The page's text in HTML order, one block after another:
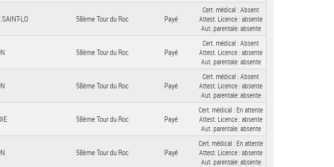
LO 58ème Tour du Roc Payé
Cert. médical : Absent
Attest. Licence : absente
Aut. parentale: absente
58ème Tour du Roc Payé
Cert. médical : Absent
Attest. Licence : absente
Aut. parentale: absente
58ème Tour du Roc Payé
Cert. médical : Absent
Attest. Licence : absente
Aut. parentale: absente
58ème Tour du Roc Payé
Cert. médical : En attente
Attest. Licence : absente
Aut. parentale: absente
58ème Tour du Roc Payé
Cert. médical : En attente
Attest. Licence : absente
Aut. parentale: absente